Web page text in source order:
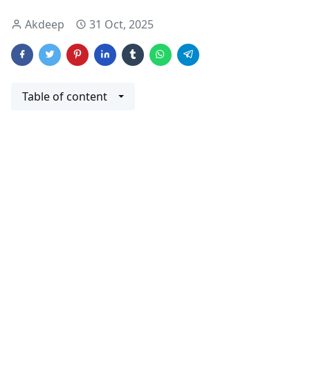
Akdeep 31 Oct, 2025
Table of content